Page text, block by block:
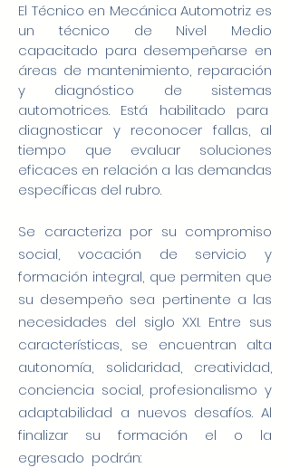
El Técnico en Mecánica Automotriz es
un técnico de Nivel Medio
capacitado para desempeñarse en
áreas de mantenimiento, reparación
y diagnóstico de sistemas
automotrices. Está habilitado para
diagnosticar y reconocer fallas, al
tiempo que evaluar soluciones
eficaces en relación a las demandas
específicas del rubro.
Se caracteriza por su compromiso
social, vocación de servicio y
formación integral, que permiten que
su desempeño sea pertinente a las
necesidades del siglo XXI. Entre sus
características, se encuentran alta
autonomía, solidaridad, creatividad,
conciencia social, profesionalismo y
adaptabilidad a nuevos desafíos. Al
finalizar su formación el o la
egresado podrán: